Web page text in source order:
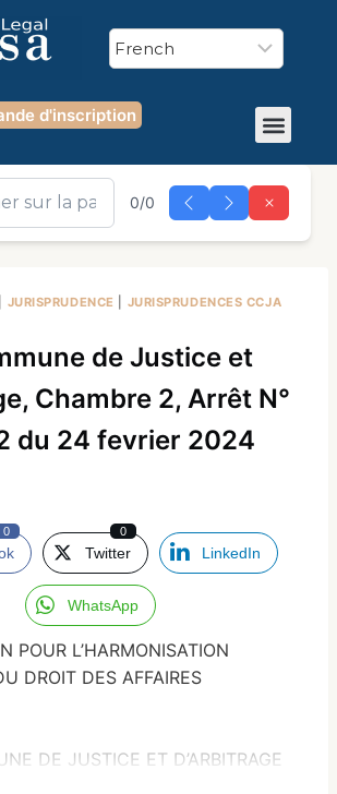
d'inscription
0/0
JURISPRUDENCE
JURISPRUDENCES CCJA
de Justice et
Chambre 2, Arrêt N°
du 24 fevrier 2024
0
Twitter
0
LinkedIn
WhatsApp
POUR L’HARMONISATION
DROIT DES AFFAIRES
DE JUSTICE ET D’ARBITRAGE